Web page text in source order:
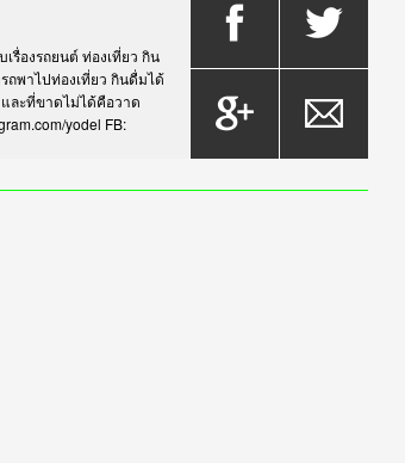
รื่องรถยนต์ ท่องเที่ยว กิน
ถพาไปท่องเที่ยว กินดื่มได้
ละที่ขาดไม่ได้คือวาด
yodel FB: